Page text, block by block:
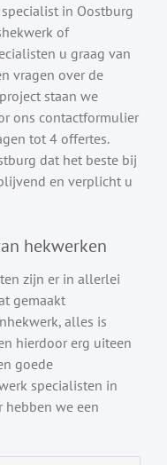
in Oostburg
of
u graag van
vragen over de
staan we
ons contactformulier
tot 4 offertes.
dat het beste bij
en verplicht u
hekwerken
zijn er in allerlei
gemaakt
alles is
hierdoor erg uiteen
goede
specialisten in
hebben we een